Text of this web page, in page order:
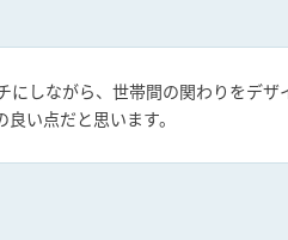
しながら、世帯間の関わりをデザ
い点だと思います。